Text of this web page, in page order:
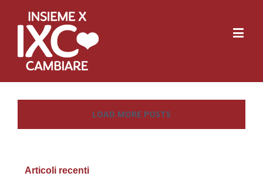
LOAD MORE POSTS
Articoli recenti